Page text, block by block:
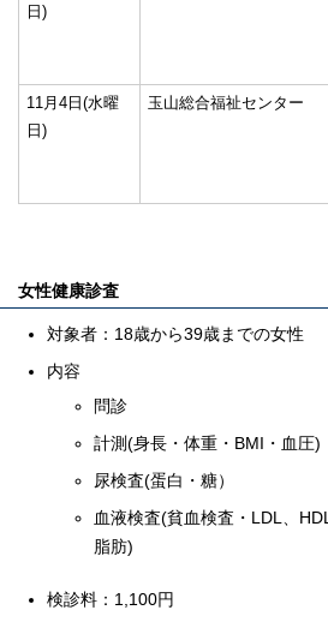
日)
11月4日(水曜
日)
玉山総合福祉センター
女性健康診査
対象者：18歳から39歳までの女性
内容
問診
計測(身長・体重・BMI・血圧)
尿検査(蛋白・糖）
血液検査(貧血検査・LDL、
脂肪)
検診料：1,100円